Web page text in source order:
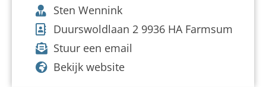
Sten Wennink
Duurswoldlaan 2 9936 HA Farmsum
Stuur een email
Bekijk website